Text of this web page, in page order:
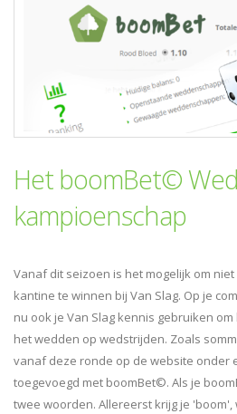
Het boomBet©
kampioenschap
Vanaf dit seizoen is het mogelijk om
kantine te winnen bij Van Slag. Op je
nu ook je Van Slag kennis gebruiken
het wedden op wedstrijden. Zoals
vanaf deze ronde op de website onder
toegevoegd met boomBet©. Als je
twee woorden. Allereerst krijg je 'boom',